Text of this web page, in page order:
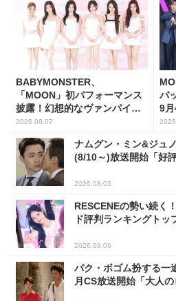
BABYMONSTER、
「MOON」初パフォーマンス
披露！幻想的なヴァンパイア
の世界観を表現
2026.08.07
バ
9
ナムグン・ミン&ジュ
(8/10～)放送開始「好
2026.08.03
RESCENEの勢い続く
ド評判ランキングトッ
2026.08.06
パク・ボゴム扮する一
月CS放送開始「大人